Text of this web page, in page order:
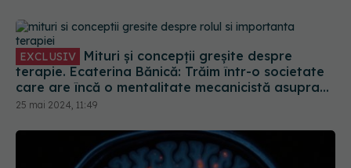
EXCLUSIV Mituri și concepții greșite despre
terapie. Ecaterina Bănică: Trăim într-o societate
care are încă o mentalitate mecanicistă asupra
omului
25 mai 2024, 11:49